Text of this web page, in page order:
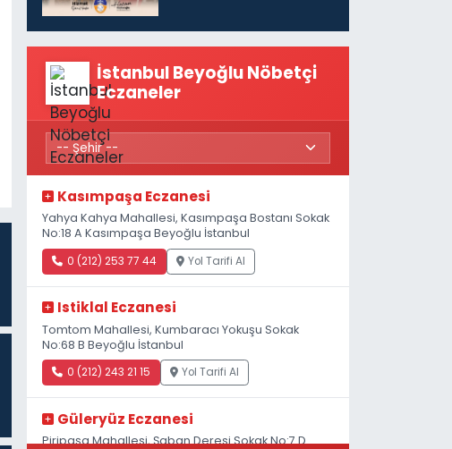
İstanbul Beyoğlu Nöbetçi
Eczaneler
Kasımpaşa Eczanesi
Yahya Kahya Mahallesi, Kasımpaşa Bostanı Sokak
No:18 A Kasımpaşa Beyoğlu İstanbul
0 (212) 253 77 44 Yol Tarifi Al
Istiklal Eczanesi
Tomtom Mahallesi, Kumbaracı Yokuşu Sokak
No:68 B Beyoğlu İstanbul
0 (212) 243 21 15 Yol Tarifi Al
Güleryüz Eczanesi
Piripaşa Mahallesi, Şaban Deresi Sokak No:7 D